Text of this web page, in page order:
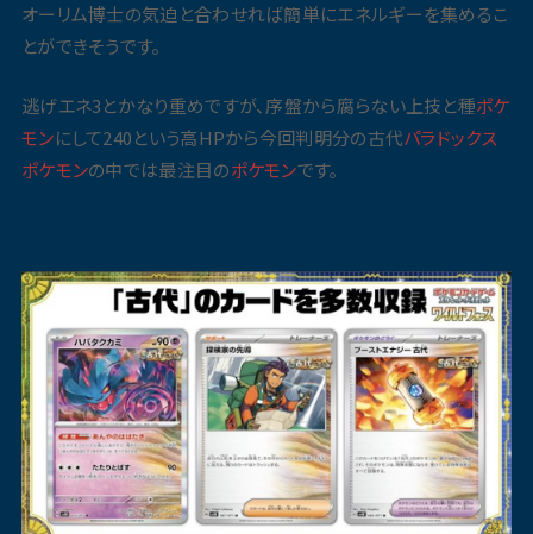
オーリム博士の気迫と合わせれば簡単にエネルギーを集めるこ
とができそうです。
逃げエネ3とかなり重めですが、序盤から腐らない上技と種ポケ
モンにして240という高HPから今回判明分の古代パラドックス
ポケモンの中では最注目のポケモンです。